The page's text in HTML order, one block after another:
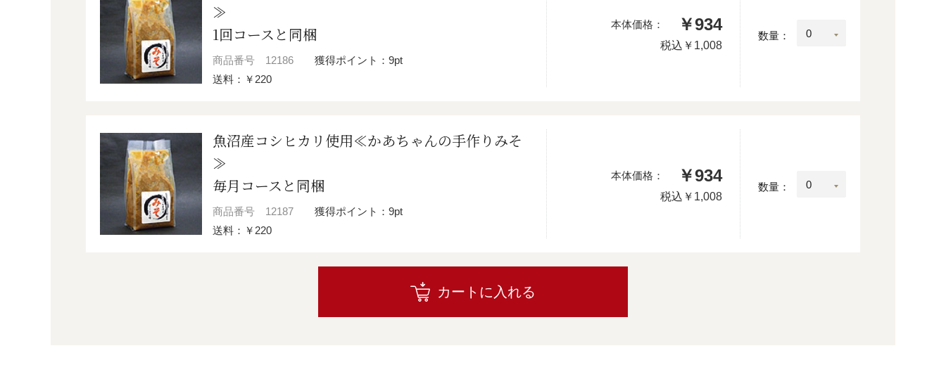
≫
1回コースと同梱
商品番号 12186
獲得ポイント：9pt
送料：￥220
本体価格： ￥934
税込 ￥1,008
数量：
魚沼産コシヒカリ使用≪かあちゃんの手作りみそ
≫
毎月コースと同梱
商品番号 12187
獲得ポイント：9pt
送料：￥220
本体価格： ￥934
税込 ￥1,008
数量：
カートに入れる